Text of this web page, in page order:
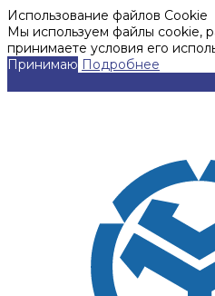
Использование файлов Cookie
Мы используем файлы cookie,
принимаете условия его
Принимаю Подробнее